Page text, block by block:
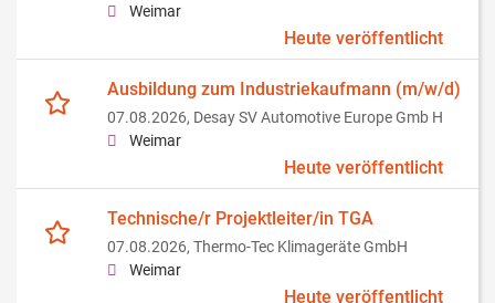
Weimar
Heute veröffentlicht
Ausbildung zum Industriekaufmann (m/w/d)
07.08.2026, Desay SV Automotive Europe Gmb H
Weimar
Heute veröffentlicht
Technische/r Projektleiter/in TGA
07.08.2026, Thermo-Tec Klimageräte GmbH
Weimar
Heute veröffentlicht